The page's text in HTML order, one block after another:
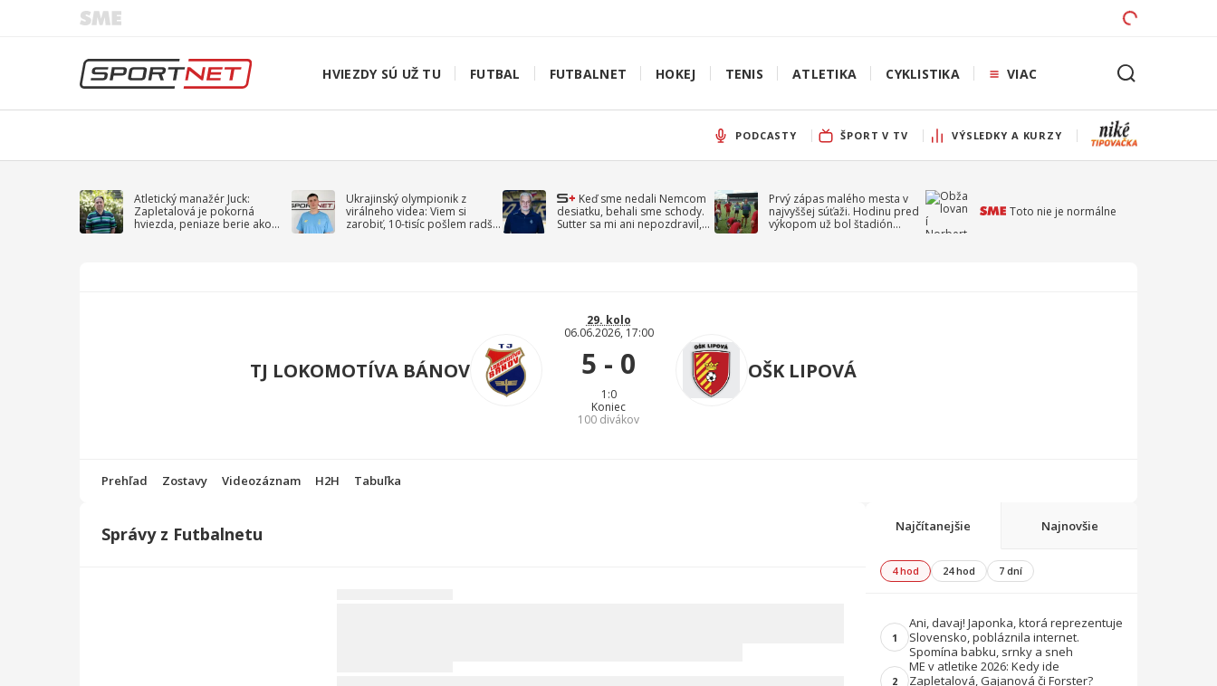
HVIEZDY SÚ UŽ TU FUTBAL FUTBALNET HOKEJ TENIS ATLETIKA CYKLISTIKA VIAC
PODCASTY ŠPORT V TV VÝSLEDKY A KURZY
Atletický manažér Juck:
Zapletalová je pokorná
hviezda, peniaze berie ako
Ukrajinský olympionik z
virálneho videa: Viem si
zarobiť, 10-tisíc pošlem radšej
Keď sme nedali Nemcom
desiatku, behali sme schody.
Sutter sa mi ani nepozdravil,
Prvý zápas malého mesta v
najvyššej súťaži. Hodinu pred
výkopom už bol štadión
Toto nie je normálne
TJ LOKOMOTÍVA BÁNOV
29. kolo
06.06.2026, 17:00
5 - 0
1:0
Koniec
100 divákov
OŠK LIPOVÁ
Prehľad Zostavy Videozáznam H2H Tabuľka
Správy z Futbalnetu Najčítanejšie Najnovšie
4 hod 24 hod 7 dní
1
Ani, davaj! Japonka, ktorá reprezentuje
Slovensko, pobláznila internet.
Spomína babku, srnky a sneh
2
ME v atletike 2026: Kedy ide
Zapletalová, Gajanová či Forster?